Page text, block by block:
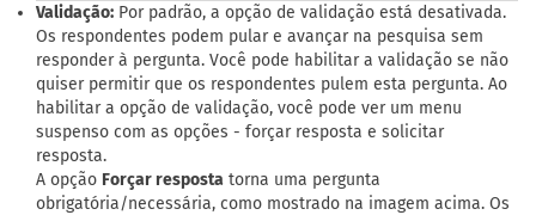
Validação: Por padrão, a opção de validação está desativada.
Os respondentes podem pular e avançar na pesquisa sem
responder à pergunta. Você pode habilitar a validação se não
quiser permitir que os respondentes pulem esta pergunta. Ao
habilitar a opção de validação, você pode ver um menu
suspenso com as opções - forçar resposta e solicitar
resposta.
A opção Forçar resposta torna uma pergunta
obrigatória/necessária, como mostrado na imagem acima. Os